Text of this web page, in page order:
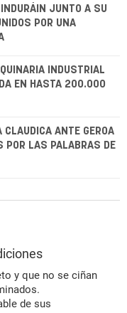
JUNTO A SU
POR UNA
INDUSTRIAL
EN HASTA 200.000
CLAUDICA ANTE GEROA
POR LAS PALABRAS DE
y que no se ciñan
de sus